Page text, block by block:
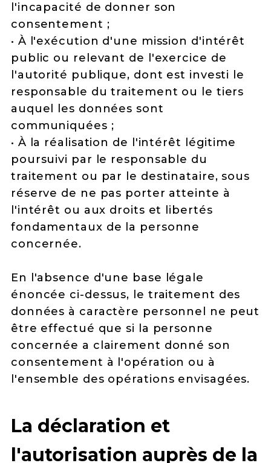
l'incapacité de donner son
consentement ;
• À l'exécution d'une mission d'intérêt
public ou relevant de l'exercice de
l'autorité publique, dont est investi le
responsable du traitement ou le tiers
auquel les données sont
communiquées ;
• À la réalisation de l'intérêt légitime
poursuivi par le responsable du
traitement ou par le destinataire, sous
réserve de ne pas porter atteinte à
l'intérêt ou aux droits et libertés
fondamentaux de la personne
concernée.
En l'absence d'une base légale
énoncée ci-dessus, le traitement des
données à caractère personnel ne peut
être effectué que si la personne
concernée a clairement donné son
consentement à l'opération ou à
l'ensemble des opérations envisagées.
La déclaration et
l'autorisation auprès de la